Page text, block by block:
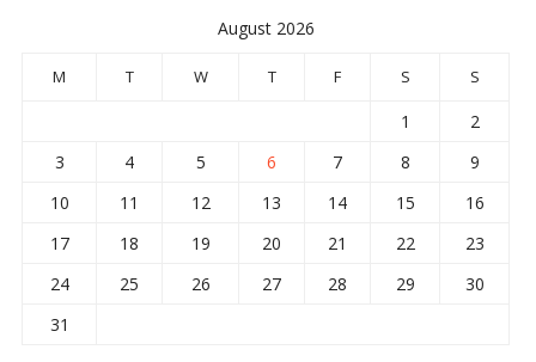
August 2026
M T W T F S S
1
2
3
4 5 6 7 8
9
10
11 12 13 14 15
16
17
18 19 20 21 22
23
24
25 26 27 28 29
30
31